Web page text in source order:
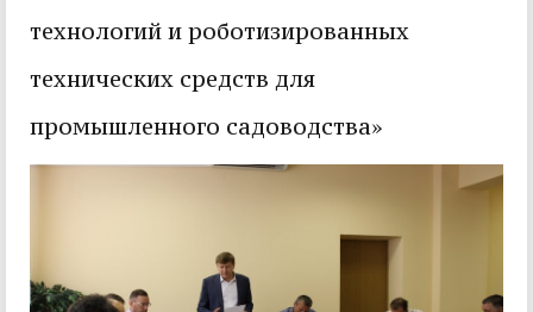
технологий и роботизированных
технических средств для
промышленного садоводства»